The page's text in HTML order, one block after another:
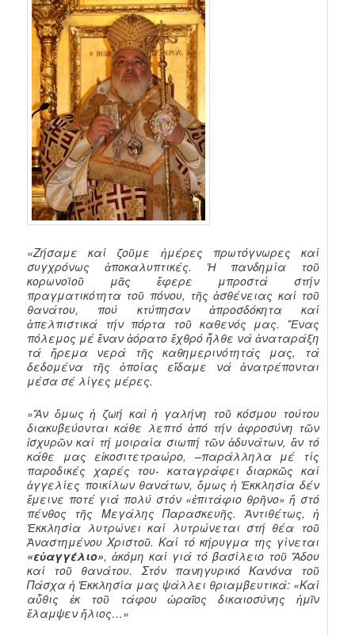
«Ζήσαμε καί ζοῦμε ἡμέρες πρωτόγνωρες καί
συγχρόνως ἀποκαλυπτικές. Ἡ πανδημία τοῦ
κορωνοϊοῦ μᾶς ἔφερε μπροστά στήν
πραγματικότητα τοῦ πόνου, τῆς ἀσθένειας καί τοῦ
θανάτου, πού κτύπησαν ἀπροσδόκητα καί
ἀπελπιστικά τήν πόρτα τοῦ καθενός μας. Ἕνας
πόλεμος μέ ἕναν ἀόρατο ἔχθρό ἦλθε νά ἀναταράξη
τά ἤρεμα νερά τῆς καθημερινότητάς μας, τά
δεδομένα τῆς ὁποίας εἴδαμε νά ἀνατρέπονται
μέσα σέ λίγες μέρες.
»Ἄν ὅμως ἡ ζωή καἱ ἡ γαλήνη τοῦ κόσμου τούτου
διακυβεύονται κάθε λεπτό ἀπό τήν ἀφροσύνη τῶν
ἰσχυρῶν καί τή μοιραία σιωπή τῶν ἀδυνάτων, ἄν τό
κάθε μας εἰκοσιτετραώρο, –παράλληλα μέ τίς
παροδικές χαρές του- καταγράφει διαρκῶς καί
ἀγγελίες ποικίλων θανάτων, ὅμως ἡ Ἐκκλησία δέν
ἔμεινε ποτέ γιά πολύ στόν «ἐπιτάφιο θρῆνο» ἤ στό
πένθος τῆς Μεγάλης Παρασκευῆς. Ἀντιθέτως, ἡ
Ἐκκλησία λυτρώνει καί λυτρώνεται στή θέα τοῦ
Ἀναστημένου Χριστοῦ. Καί τό κήρυγμα της γίνεται
«εὐαγγέλιο», ἀκόμη καί γιά τό βασίλειο τοῦ Ἅδου
καί τοῦ θανάτου. Στόν πανηγυρικό Κανόνα τοῦ
Πάσχα ἡ Ἐκκλησία μας ψάλλει θριαμβευτικά: «Καί
αὖθις ἐκ τοῦ τάφου ὡραῖος δικαιοσύνης ἡμῖν
ἔλαμψεν ἥλιος…»